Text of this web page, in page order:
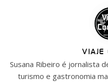
VIAJE
Susana Ribeiro é jornalista
turismo e gastronomia